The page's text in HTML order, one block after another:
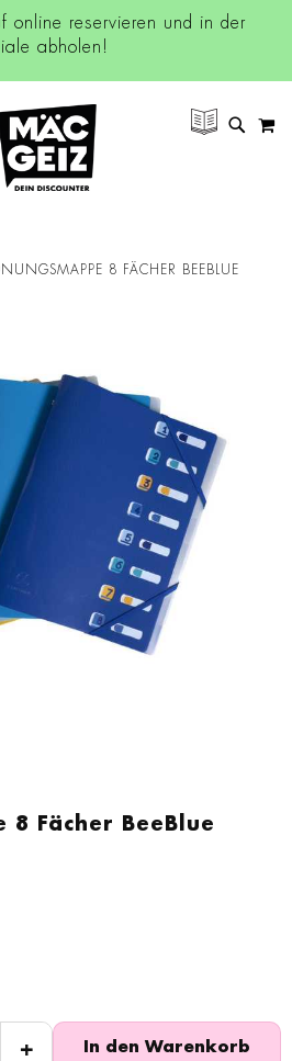
online reservieren und in der
abholen!
SUCHE
8 FÄCHER BEEBLUE
8 Fächer BeeBlue
+ In den Warenkorb